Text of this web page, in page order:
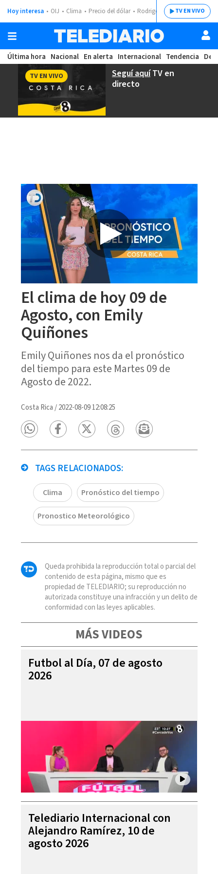
Hoy interesa OIJ Clima Precio del dólar Rodrigo ChavesTV EN VIVO
Última hora Nacional En alerta Internacional Tendencia
Seguí aquíTV en
directo
TV EN VIVO
El clima de hoy 09 de
Agosto, con Emily
Quiñones
Emily Quiñones nos da el pronóstico
del tiempo para este Martes 09 de
Agosto de 2022.
Costa Rica /2022-08-09 12:08:25
TAGS RELACIONADOS:
Clima Pronóstico del tiempo
Pronostico Meteorológico
Queda prohibida la reproducción total o parcial del
contenido de esta página, mismo que es
propiedad de TELEDIARIO; su reproducción no
autorizada constituye una infracción y un delito de
conformidad con las leyes aplicables.
MÁS VIDEOS
Futbol al Día, 07 de agosto
2026
Telediario Internacional con
Alejandro Ramírez, 10 de
agosto 2026